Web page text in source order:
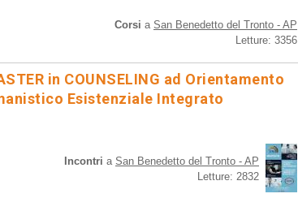
Corsi a San Benedetto del Tronto - AP
Letture: 3356
in COUNSELING ad Orientamento
Esistenziale Integrato
Incontri a San Benedetto del Tronto - AP
Letture: 2832